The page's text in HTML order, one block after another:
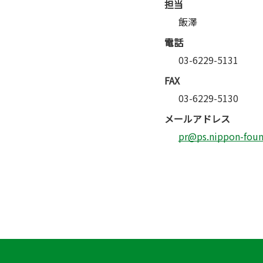
担当
飯澤
電話
03-6229-5131
FAX
03-6229-5130
メールアドレス
pr@ps.nippon-